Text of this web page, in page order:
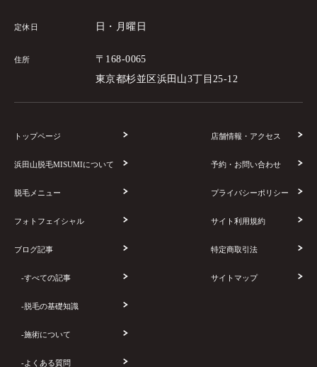
定休日 日・月曜日
住所
〒168-0065
東京都杉並区浜田山3丁目25-12
トップページ
浜田山脱毛MISUMIについて
脱毛メニュー
フォトフェイシャル
ブログ記事
-すべての記事
-脱毛の基礎知識
-施術について
-よくある質問
店舗情報・アクセス
予約・お問い合わせ
プライバシーポリシー
サイト利用規約
特定商取引法
サイトマップ